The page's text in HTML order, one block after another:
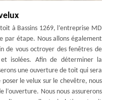
à Bassins 1269, l’entreprise MD
par étape. Nous allons également
de vous octroyer des fenêtres de
isolées. Afin de déterminer la
une ouverture de toit qui sera
le velux sur le chevêtre, nous
l’ouverture. Nous nous assurerons